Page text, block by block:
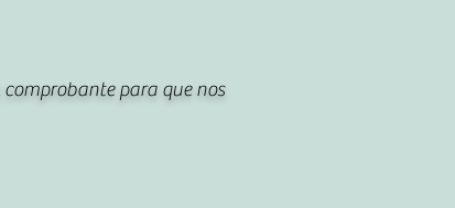
para que nos